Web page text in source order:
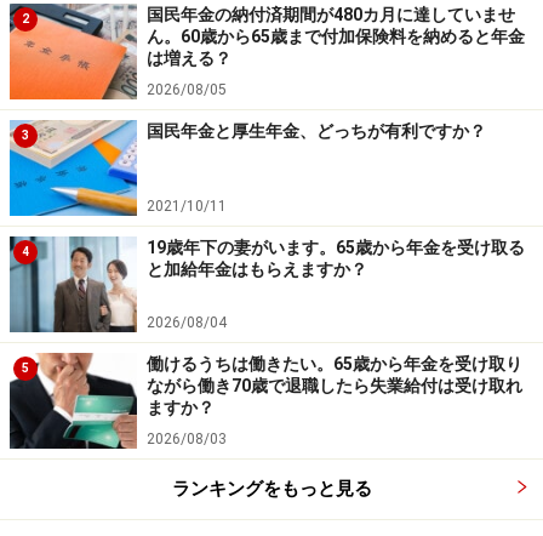
の公式情報をご確認ください。
【編集部からのお知らせ】
・「家計」について、アンケート（2026/8/31まで）を実施
中です！
※抽選で20名にAmazonギフト券1000円分プレゼント
※謝礼付きの限定アンケートやモニター企画に参加が可能に
なります
2
国民年金の納付済期間が480カ月に達していませ
ん。60歳から65歳まで付加保険料を納めると年金
は増える？
2026/08/05
3 国民年金と厚生年金、どっちが有利ですか？
2021/10/11
4
19歳年下の妻がいます。65歳から年金を受け取る
と加給年金はもらえますか？
2026/08/04
5
働けるうちは働きたい。65歳から年金を受け取り
ながら働き70歳で退職したら失業給付は受け取れ
ますか？
2026/08/03
ランキングをもっと見る